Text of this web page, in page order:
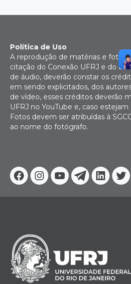
Facebook
Instagram
YoutubeTelegram
Política de Uso
A reprodução de matérias e
citação do Conexão UFRJ e do
de áudio, deverão constar os
em sendo explicitados, dos
de vídeo, esses créditos deverão
UFRJ no YouTube e, caso
Fotos devem ser atribuídas à
ao nome do fotógrafo.